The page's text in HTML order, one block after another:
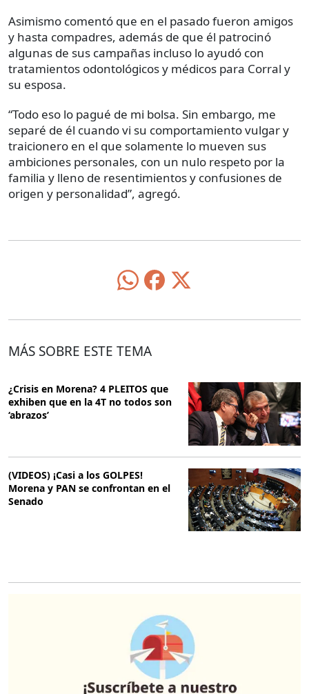
Asimismo comentó que en el pasado fueron amigos
y hasta compadres, además de que él patrocinó
algunas de sus campañas incluso lo ayudó con
tratamientos odontológicos y médicos para Corral y
su esposa.
“Todo eso lo pagué de mi bolsa. Sin embargo, me
separé de él cuando vi su comportamiento vulgar y
traicionero en el que solamente lo mueven sus
ambiciones personales, con un nulo respeto por la
familia y lleno de resentimientos y confusiones de
origen y personalidad”, agregó.
MÁS SOBRE ESTE TEMA
¿Crisis en Morena? 4 PLEITOS que
exhiben que en la 4T no todos son
‘abrazos’
(VIDEOS) ¡Casi a los GOLPES!
Morena y PAN se confrontan en el
Senado